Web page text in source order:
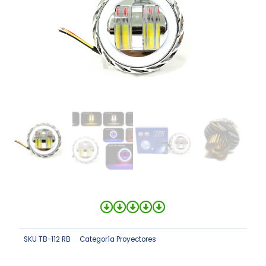
SKU TB-112 RB Categoría Proyectores